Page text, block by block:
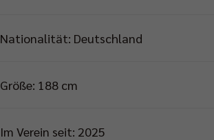
Nationalität: Deutschland
Größe: 188 cm
Im Verein seit: 2025